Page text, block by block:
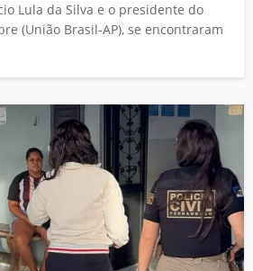
Lula da Silva e o presidente do
(União Brasil-AP), se encontraram